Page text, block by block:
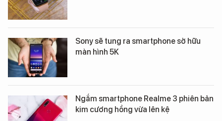
Sony sẽ tung ra smartphone sở hữu
màn hình 5K
Ngắm smartphone Realme 3 phiên bản
kim cương hồng vừa lên kệ